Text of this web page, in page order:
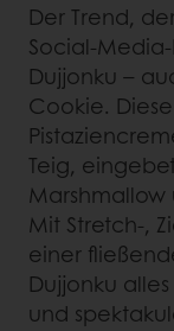
Der Trend,
Social-
Dujjonku –
Cookie.
Teig,
Marshmallow
Mit Stretch-,
einer
Dujjonku
und